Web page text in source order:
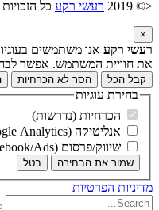
<© 2019
רעשי רקע כל
×
רעשי רקע אנו משתמשים
את חוויית המשתמש. אפשר
קבל הכל הסר לא הכרחיות
בחירת עוגיות
הכרחיות (נדרשות)
אנליטיקה (Google Analytics)
שיווק/פרסום (Facebook/Ads)
שמור את הבחירה בטל
מדיניות הפרטיות